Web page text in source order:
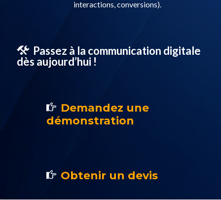
interactions, conversions).
Passez à la communication digitale
dès aujourd’hui !
Demandez une
démonstration
Obtenir un devis